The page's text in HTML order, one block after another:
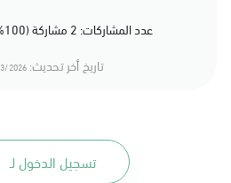
عدد المشاركات: 2 مشاركة (100%) أعجبهم المحتوى
تاريخ أخر تحديث: 23:03
تسجيل الدخول لـ